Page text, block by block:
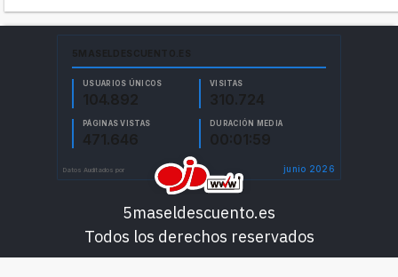
5maseldescuento.es
Todos los derechos reservados